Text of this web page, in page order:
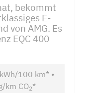
bekommt
E-
von AMG. Es
EQC 400
100 km* •
km CO2*